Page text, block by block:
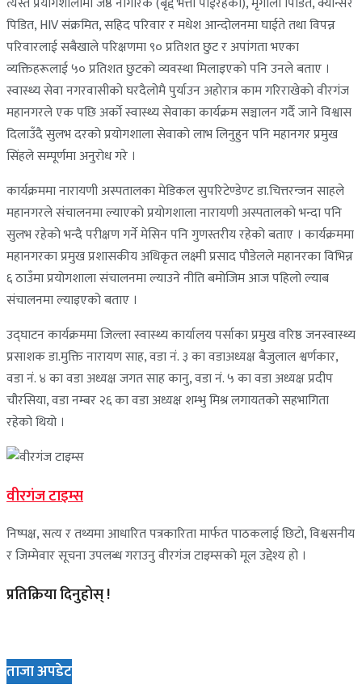
पिडित, HIV संक्रमित, सहिद परिवार र मधेश आन्दोलनमा घाईते तथा विपन्न
परिवारलाई सबैखाले परिक्षणमा ९० प्रतिशत छुट र अपांगता भएका
व्यक्तिहरूलाई ५० प्रतिशत छुटकाे व्यवस्था मिलाइएको पनि उनले बताए ।
स्वास्थ्य सेवा नगरवासीकाे घरदैलोमै पुर्याउन अहाेरात्र काम गरिराखेकाे वीरगंज
महानगरले एक पछि अर्काे स्वास्थ्य सेवाका कार्यक्रम सञ्चालन गर्दै जाने विश्वास
दिलाउँदै सुलभ दरकाे प्रयाेगशाला सेवाकाे लाभ लिनुहुन पनि महानगर प्रमुख
सिंहले सम्पूर्णमा अनुराेध गरे ।
कार्यक्रममा नारायणी अस्पतालका मेडिकल सुपरिटेण्डेण्ट डा.चित्तरन्जन साहले
महानगरले संचालनमा ल्याएको प्रयोगशाला नारायणी अस्पतालको भन्दा पनि
सुलभ रहेको भन्दै परीक्षण गर्ने मेसिन पनि गुणस्तरीय रहेको बताए । कार्यक्रममा
महानगरका प्रमुख प्रशासकीय अधिकृत लक्ष्मी प्रसाद पौडेलले महानरका विभिन्न
६ ठाउँमा प्रयोगशाला संचालनमा ल्याउने नीति बमोजिम आज पहिलो ल्याब
संचालनमा ल्याइएको बताए ।
उद्घाटन कार्यक्रममा जिल्ला स्वास्थ्य कार्यालय पर्साका प्रमुख वरिष्ठ जनस्वास्थ्य
प्रसाशक डा.मुक्ति नारायण साह, वडा नं. ३ का वडाअध्यक्ष बैजुलाल श्वर्णकार,
वडा नं. ४ का वडा अध्यक्ष जगत साह कानु, वडा नं. ५ का वडा अध्यक्ष प्रदीप
चौरसिया, वडा नम्बर २६ का वडा अध्यक्ष शम्भु मिश्र लगायतको सहभागिता
रहेको थियो ।
वीरगंज टाइम्स
निष्पक्ष, सत्य र तथ्यमा आधारित पत्रकारिता मार्फत पाठकलाई छिटो, विश्वसनीय
र जिम्मेवार सूचना उपलब्ध गराउनु वीरगंज टाइम्सको मूल उद्देश्य हो ।
प्रतिक्रिया दिनुहोस् !
ताजा अपडेट